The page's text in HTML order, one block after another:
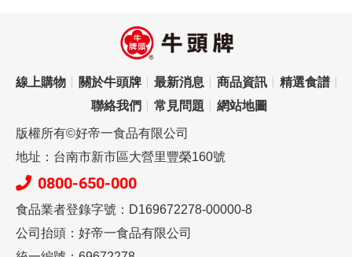
線上購物 關於牛頭牌 最新消息 商品資訊
精選食譜
聯絡我們
常見問題 網站地圖
版權所有©好帝一食品有限公司
地址：台南市新市區大營里豐榮160號
0800-650-000
食品業者登錄字號：D169672278-00000-8
公司抬頭：好帝一食品有限公司